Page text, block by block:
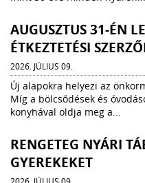
AUGUSZTUS 31-ÉN
ÉTKEZTETÉSI
2026. JÚLIUS 09.
Új alapokra helyezi az
Míg a bölcsődések és
konyhával oldja meg a...
RENGETEG NYÁRI
GYEREKEKET
2026. JÚLIUS 09.